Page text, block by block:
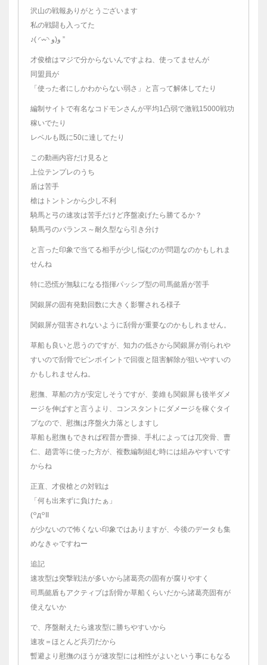
沢山の戦報ありがとうございます
私の戦闘も入ってた
♪( ◜𖥦◝ و(و ”
才俊槍はマジで分からないんですよね、使ってませんが
同盟員が
「使った者にしかわからない弱さ」と言って解体してたり
編制サイトで有名なコドモンさんが平均1凸弱で激戦15000戦功
稼いでたり
レベルも既に50に達してたり
この動画内容だけ見ると
上位テンプレのうち
盾は苦手
槍はトントンから少し不利
騎馬と弓の速攻は苦手だけど序盤凌げたら勝てるか？
騎馬弓のバランス～耐久型なら引き分け
と言った印象で当てる相手が少し悩むのが問題なのかもしれま
せんね
特に恐慌が無駄になる指揮パッシブ型の司馬懿盾が苦手
関銀屏の固有発動回数に大きく影響される様子
関銀屏が阻害されないように刮骨が重要なのかもしれません。
草船も良いと思うのですが、知力の低さから関銀屏が削られや
すいので刮骨でピンポイントで回復と阻害解除が狙いやすいの
かもしれませんね。
慰撫、草船の方が安定しそうですが、姜維も関銀屏も後半ダメ
ージを伸ばすと言うより、コンスタントにダメージを稼ぐタイ
プなので、慰撫は序盤火力落としますし
草船も慰撫もできれば程普か曹操、手札によっては兀突骨、曹
仁、趙雲等に使った方が、複数編制組む時には組みやすいです
からね
正直、才俊槍との対戦は
「何も出来ずに負けたぁ」
(꒪д꒪II
が少ないので怖くない印象ではありますが、今後のデータも集
めなきゃですねー
追記
速攻型は突撃戦法が多いから諸葛亮の固有が腐りやすく
司馬懿盾もアクティブは刮骨か草船くらいだから諸葛亮固有が
使えないか
で、序盤耐えたら速攻型に勝ちやすいから
速攻＝ほとんど兵刃だから
暫避より慰撫のほうが速攻型には相性がよいという事にもなる